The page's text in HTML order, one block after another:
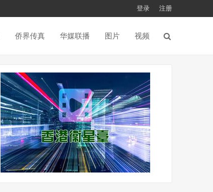
登录 注册
侨界传真 华媒联播 图片 视频